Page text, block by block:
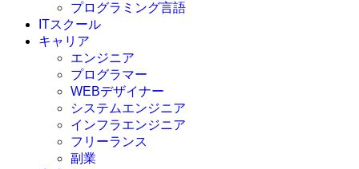
プログラミング言語
C言語
C#
VBA
Go言語
Kotlin
Java
JavaScript
ITスクール
キャリア
エンジニア
プログラマー
WEBデザイナー
システムエンジニア
インフラエンジニア
フリーランス
副業